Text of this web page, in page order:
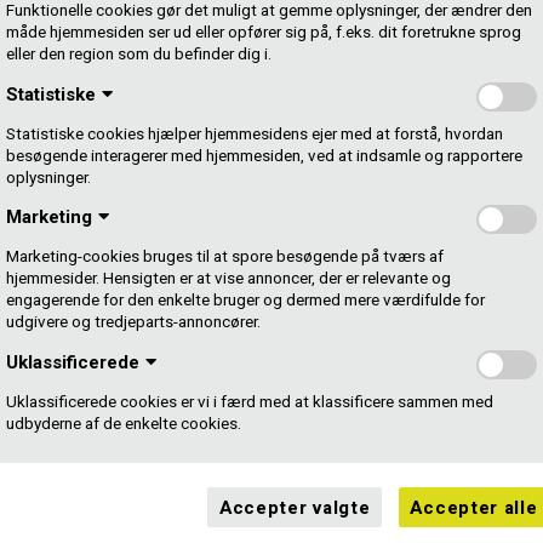
Funktionelle cookies gør det muligt at gemme oplysninger, der ændrer den
måde hjemmesiden ser ud eller opfører sig på, f.eks. dit foretrukne sprog
eller den region som du befinder dig i.
Statistiske
Statistiske cookies hjælper hjemmesidens ejer med at forstå, hvordan
besøgende interagerer med hjemmesiden, ved at indsamle og rapportere
oplysninger.
Marketing
Marketing-cookies bruges til at spore besøgende på tværs af
hjemmesider. Hensigten er at vise annoncer, der er relevante og
engagerende for den enkelte bruger og dermed mere værdifulde for
udgivere og tredjeparts-annoncører.
Uklassificerede
Uklassificerede cookies er vi i færd med at klassificere sammen med
udbyderne af de enkelte cookies.
Accepter valgte Accepter alle
åbner igen mandag den 8. januar 2024 klokken
i juleferien. Men tjek lige, om du allerede har
kun bruge en ny ISRC-producent-kode, hvis du har
en ny producent.